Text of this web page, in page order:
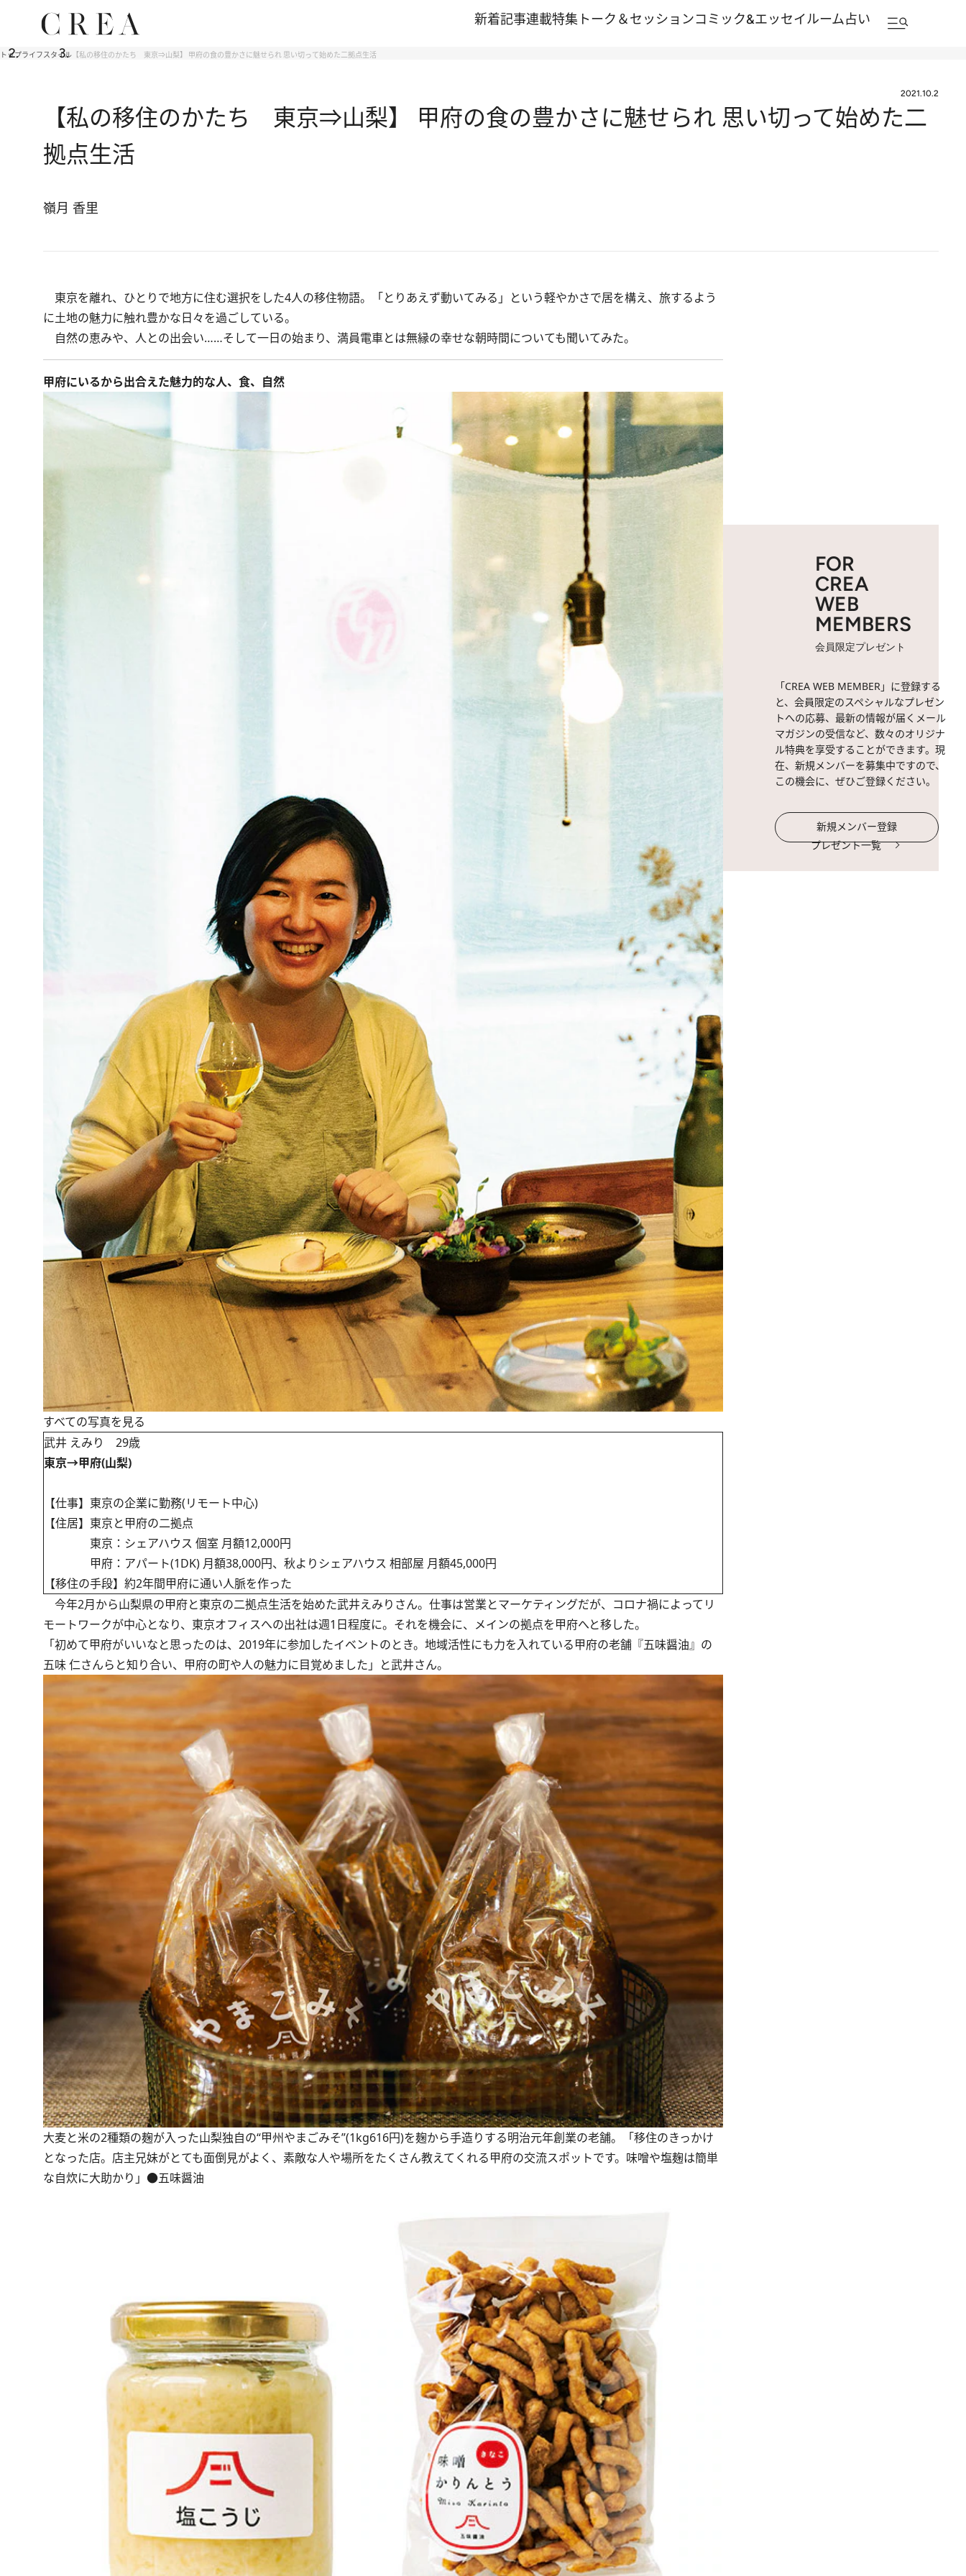
新着記事連載特集 トーク＆セッションコミック&エッセイルーム占い
トップライフスタイル 【私の移住のかたち 東京⇒山梨】 甲府の食の豊かさに魅せられ 思い切って始めた二拠点生活
2021.10.2
【私の移住のかたち 東京⇒山梨】 甲府の食の豊かさに魅せられ 思い切って始めた二
拠点生活
嶺月 香里
東京を離れ、ひとりで地方に住む選択をした4人の移住物語。「とりあえず動いてみる」という軽やかさで居を構え、旅するよう
に土地の魅力に触れ豊かな日々を過ごしている。
自然の恵みや、人との出会い……そして一日の始まり、満員電車とは無縁の幸せな朝時間についても聞いてみた。
甲府にいるから出合えた魅力的な人、食、自然
すべての写真を見る
武井 えみり 29歳
東京→甲府(山梨)
【仕事】東京の企業に勤務(リモート中心)
【住居】東京と甲府の二拠点
東京：シェアハウス 個室 月額12,000円
甲府：アパート(1DK) 月額38,000円、秋よりシェアハウス 相部屋 月額45,000円
【移住の手段】約2年間甲府に通い人脈を作った
今年2月から山梨県の甲府と東京の二拠点生活を始めた武井えみりさん。仕事は営業とマーケティングだが、コロナ禍によってリ
モートワークが中心となり、東京オフィスへの出社は週1日程度に。それを機会に、メインの拠点を甲府へと移した。
「初めて甲府がいいなと思ったのは、2019年に参加したイベントのとき。地域活性にも力を入れている甲府の老舗『五味醤油』の
五味 仁さんらと知り合い、甲府の町や人の魅力に目覚めました」と武井さん。
大麦と米の2種類の麹が入った山梨独自の“甲州やまごみそ”(1kg616円)を麹から手造りする明治元年創業の老舗。「移住のきっかけ
となった店。店主兄妹がとても面倒見がよく、素敵な人や場所をたくさん教えてくれる甲府の交流スポットです。味噌や塩麹は簡単
な自炊に大助かり」●五味醤油
FOR
CREA
WEB
MEMBERS
会員限定プレゼント
「CREA WEB MEMBER」に登録する
と、会員限定のスペシャルなプレゼン
トへの応募、最新の情報が届くメール
マガジンの受信など、数々のオリジナ
ル特典を享受することができます。現
在、新規メンバーを募集中ですので、
この機会に、ぜひご登録ください。
新規メンバー登録
プレゼント一覧